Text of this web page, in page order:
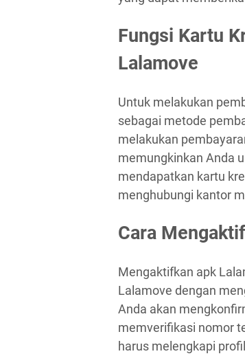
Fungsi Kartu
Lalamove
Untuk melakukan
sebagai metode
melakukan
memungkinkan Anda
mendapatkan kartu
menghubungi kantor
Cara
Mengaktifkan apk
Lalamove dengan
Anda akan
memverifikasi nomor
harus melengkapi